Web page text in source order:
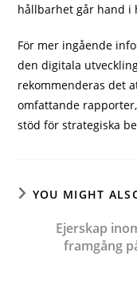
hållbarhet går hand i
För mer ingående
den digitala
rekommenderas det
omfattande
stöd för strategiska
YOU MIGHT
Ejerskap
framgång